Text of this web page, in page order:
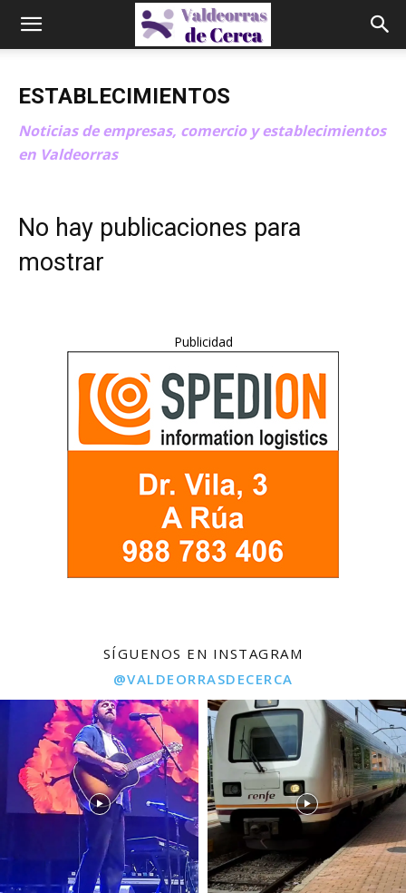
ESTABLECIMIENTOS
Noticias de empresas, comercio y establecimientos
en Valdeorras
No hay publicaciones para
mostrar
Publicidad
SÍGUENOS EN INSTAGRAM
@VALDEORRASDECERCA